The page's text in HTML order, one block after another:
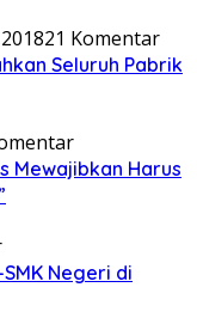
21 Komentar
Seluruh Pabrik
Mewajibkan Harus
SMK Negeri di